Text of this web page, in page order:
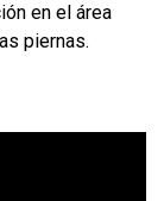
en el área
piernas.